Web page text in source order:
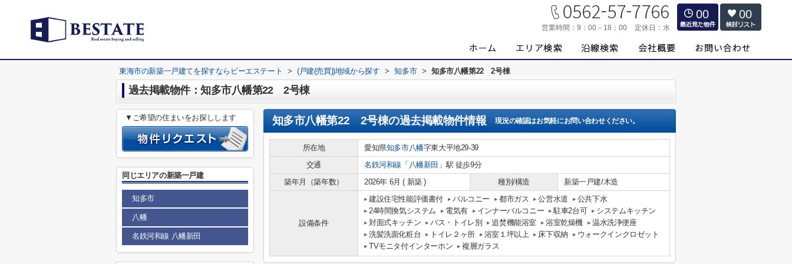
営業時間： 9：00－18：00 定休日： 水
00 00
東海市の新築一戸建てを探すならビーエステート > (戸建(売買))地域から探す > 知多市 > 知多市八幡第22 2号棟
過去掲載物件：知多市八幡第22 2号棟
知多市八幡第22 2号棟の過去掲載物件情報 現況の確認はお気軽にお問い合わせください。
所在地 愛知県知多市八幡字東大平地29-39
交通
名鉄河和線 「 八幡新田 」駅 徒歩9分
築年月（築年数）
2026年 6月 ( 新築 ) 種別/構造 新築一戸建/木造
設備条件
建設住宅性能評価書付 バルコニー 都市ガス 公営水道
公共下水
24時間換気システム
電気有 インナーバルコニー 駐車2台可
システムキッチン
対面式キッチン
バス・トイレ別 追焚機能浴室 浴室乾燥機
温水洗浄便座
洗髪洗面化粧台
トイレ２ヶ所 浴室１坪以上 床下収納
ウォークインクロゼット
TVモニタ付インターホン
複層ガラス
▼ご希望の住まいをお探しします
同じエリアの新築一戸建
知多市
八幡
名鉄河和線 八幡新田